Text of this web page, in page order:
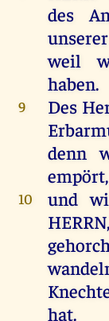
des
unserer
weil
haben.
9 Des
denn
empört,
10 und
HERRN
hat.